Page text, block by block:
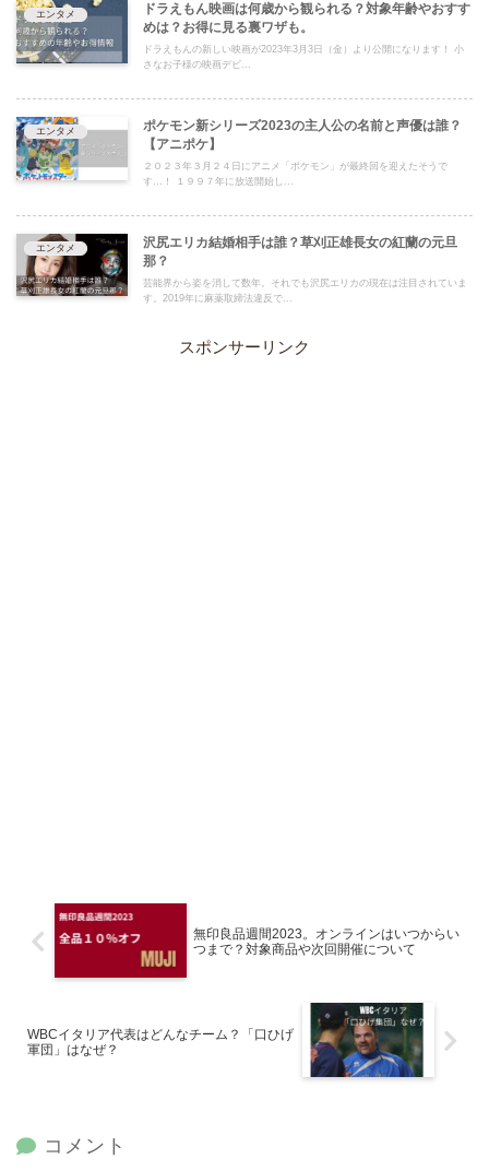
エンタメ
ドラえもん映画は何歳から観られる？対象年齢やおすす
めは？お得に見る裏ワザも。
ドラえもんの新しい映画が2023年3月3日（金）より公開になります！ 小
さなお子様の映画デビ...
エンタメ
ポケモン新シリーズ2023の主人公の名前と声優は誰？
【アニポケ】
２０２３年３月２４日にアニメ「ポケモン」が最終回を迎えたそうで
す…！ １９９７年に放送開始し...
エンタメ
沢尻エリカ結婚相手は誰？草刈正雄長女の紅蘭の元旦
那？
芸能界から姿を消して数年。それでも沢尻エリカの現在は注目されていま
す。2019年に麻薬取締法違反で...
スポンサーリンク
無印良品週間2023。オンラインはいつからい
つまで？対象商品や次回開催について
WBCイタリア代表はどんなチーム？「口ひげ
軍団」はなぜ？
コメント